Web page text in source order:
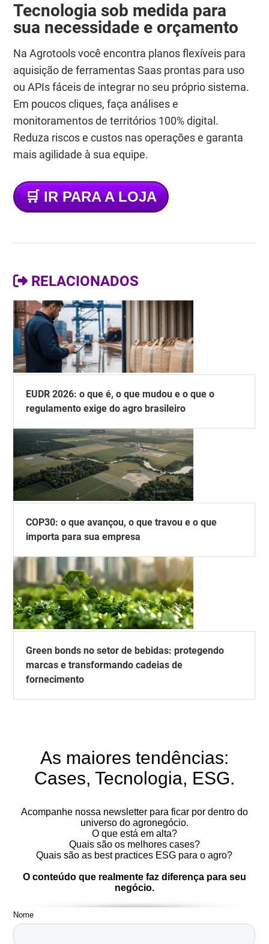
Tecnologia sob medida para
sua necessidade e orçamento
Na Agrotools você encontra planos flexíveis para
aquisição de ferramentas Saas prontas para uso
ou APIs fáceis de integrar no seu próprio sistema.
Em poucos cliques, faça análises e
monitoramentos de territórios 100% digital.
Reduza riscos e custos nas operações e garanta
mais agilidade à sua equipe.
🛒IR PARA A LOJA
RELACIONADOS
EUDR 2026: o que é, o que mudou e o que o
regulamento exige do agro brasileiro
COP30: o que avançou, o que travou e o que
importa para sua empresa
Green bonds no setor de bebidas: protegendo
marcas e transformando cadeias de
fornecimento